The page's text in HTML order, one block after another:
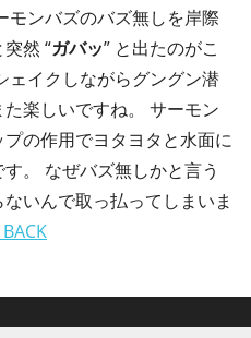
モンバズのバズ無しを岸際
然 “ガバッ” と出たのがこ
ェイクしながらグングン潜
楽しいですね。 サーモン
の作用でヨタヨタと水面に
。 なぜバズ無しかと言う
いんで取っ払ってしまいま